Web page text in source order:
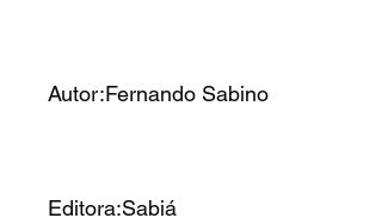
Autor:Fernando Sabino
Editora:Sabiá